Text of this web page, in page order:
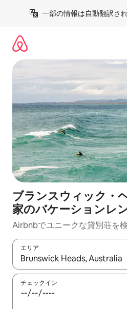
一部の情報は自動翻訳され
ブランスウィック・
家のバケーションレ
Airbnbでユニークな貸別荘を
エリア
検索結果が表示されたら、上下
チェックイン